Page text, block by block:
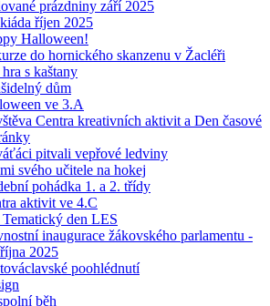
prázdniny září 2025
říjen 2025
Halloween!
do hornického skanzenu v Žacléři
s kaštany
dům
ve 3.A
Centra kreativních aktivit a Den časové
pitvali vepřové ledviny
svého učitele na hokej
pohádka 1. a 2. třídy
aktivit ve 4.C
den LES
inaugurace žákovského parlamentu -
2025
poohlédnutí
běh